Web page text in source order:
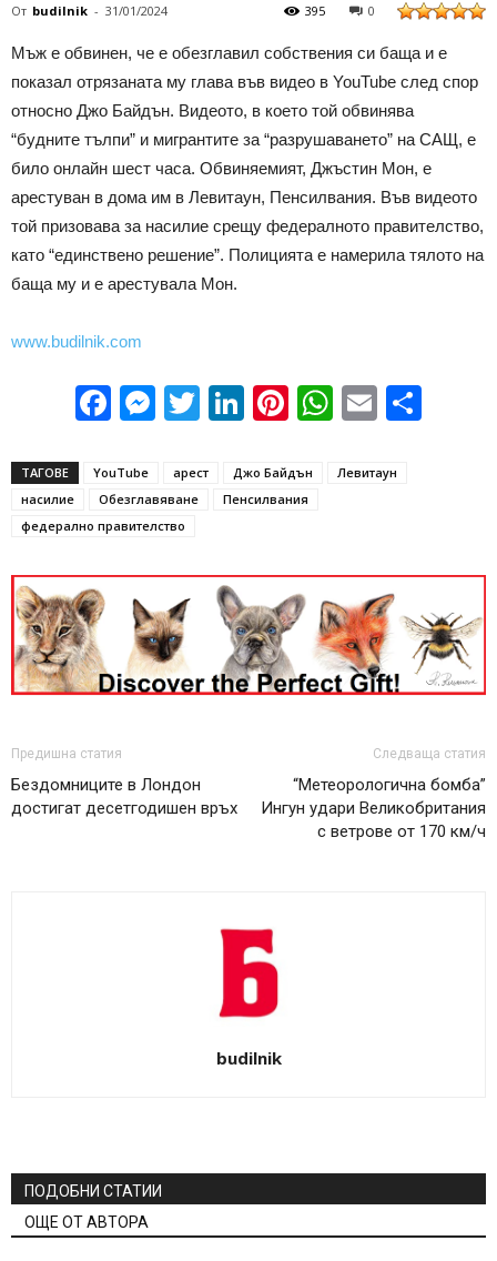
От budilnik - 31/01/2024 0
395
Мъж е обвинен, че е обезглавил собствения си баща и е
показал отрязаната му глава във видео в YouTube след спор
относно Джо Байдън. Видеото, в което той обвинява
“будните тълпи” и мигрантите за “разрушаването” на САЩ, е
било онлайн шест часа. Обвиняемият, Джъстин Мон, е
арестуван в дома им в Левитаун, Пенсилвания. Във видеото
той призовава за насилие срещу федералното правителство,
като “единствено решение”. Полицията е намерила тялото на
баща му и е арестувала Мон.
www.budilnik.com
Facebook
Messenger
Twitter
LinkedIn
Pinterest
WhatsApp
Email
ТАГОВЕ YouTube арест Джо Байдън
Левитаун
насилие
Обезглавяване
Пенсилвания
федерално правителство
Предишна статия
Бездомниците в Лондон
достигат десетгодишен връх
Следваща статия
“Метеорологична бомба”
Ингун удари Великобритания
с ветрове от 170 км/ч
budilnik
ПОДОБНИ СТАТИИ
ОЩЕ ОТ АВТОРА